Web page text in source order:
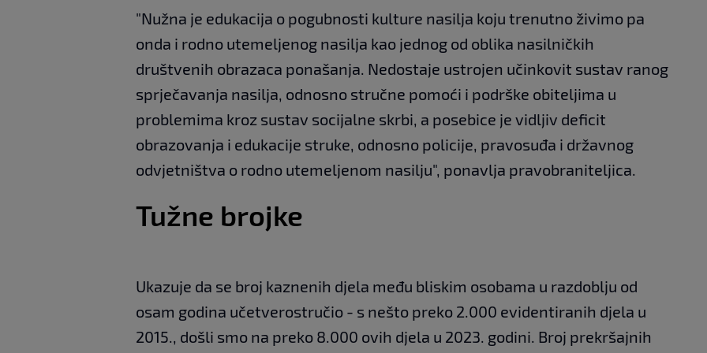
"Nužna je edukacija o pogubnosti kulture nasilja koju trenutno živimo pa
onda i rodno utemeljenog nasilja kao jednog od oblika nasilničkih
društvenih obrazaca ponašanja. Nedostaje ustrojen učinkovit sustav ranog
sprječavanja nasilja, odnosno stručne pomoći i podrške obiteljima u
problemima kroz sustav socijalne skrbi, a posebice je vidljiv deficit
obrazovanja i edukacije struke, odnosno policije, pravosuđa i državnog
odvjetništva o rodno utemeljenom nasilju", ponavlja pravobraniteljica.
Tužne brojke
Ukazuje da se broj kaznenih djela među bliskim osobama u razdoblju od
osam godina učetverostručio - s nešto preko 2.000 evidentiranih djela u
2015., došli smo na preko 8.000 ovih djela u 2023. godini. Broj prekršajnih